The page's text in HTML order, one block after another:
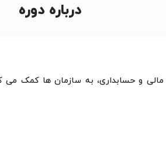
درباره دوره
و حسابداری، به سازمان ها کمک می